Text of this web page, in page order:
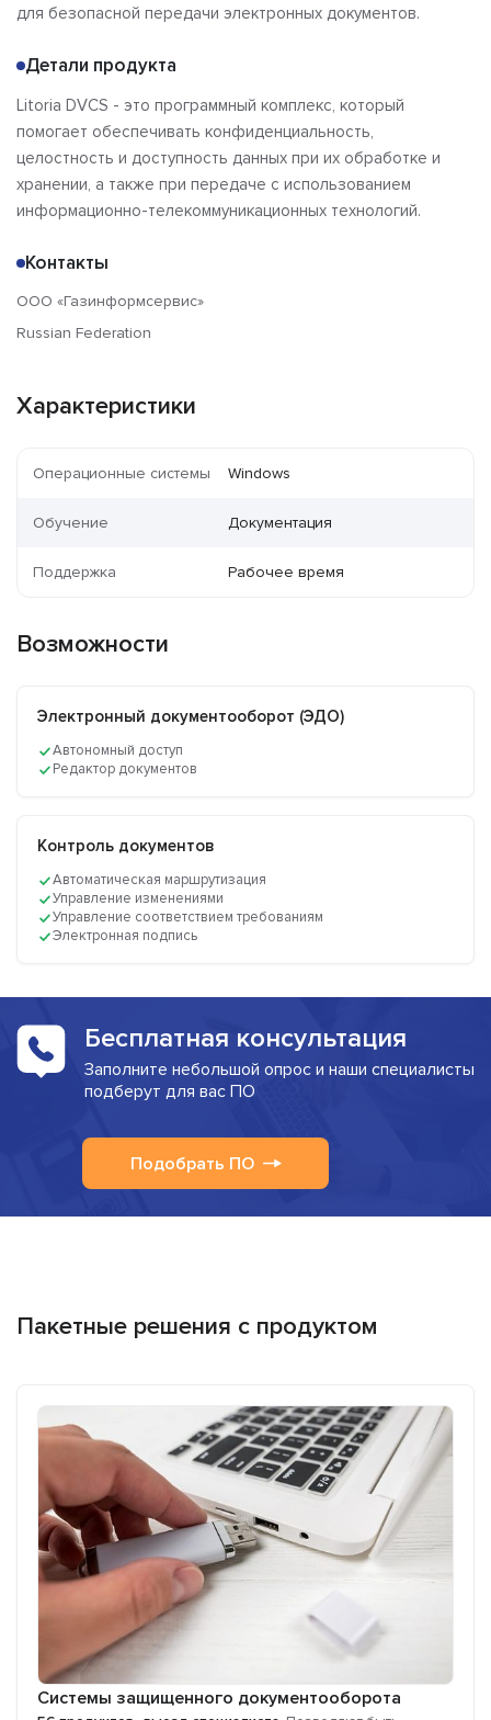
для безопасной передачи электронных документов.
Детали продукта
Litoria DVCS - это программный комплекс, который
помогает обеспечивать конфиденциальность,
целостность и доступность данных при их обработке и
хранении, а также при передаче с использованием
информационно-телекоммуникационных технологий.
Контакты
ООО «Газинформсервис»
Russian Federation
Характеристики
Операционные системы Windows
Обучение Документация
Поддержка Рабочее время
Возможности
Электронный документооборот (ЭДО)
Автономный доступ
Редактор документов
Контроль документов
Автоматическая маршрутизация
Управление изменениями
Управление соответствием требованиям
Электронная подпись
Бесплатная консультация
Заполните небольшой опрос и наши специалисты
подберут для вас ПО
Подобрать ПО
Пакетные решения с продуктом
Системы защищенного документооборота